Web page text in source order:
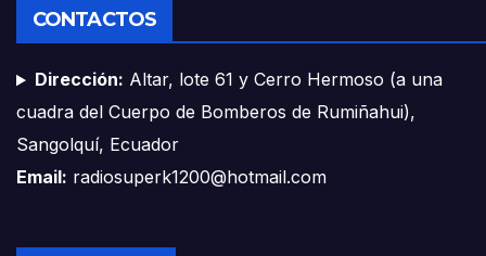
CONTACTOS
Dirección: Altar, lote 61 y Cerro Hermoso (a una
cuadra del Cuerpo de Bomberos de Rumiñahui),
Sangolquí, Ecuador
Email: radiosuperk1200@hotmail.com